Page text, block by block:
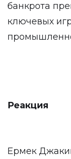
банкрота
ключевых
Реакция
Ермек